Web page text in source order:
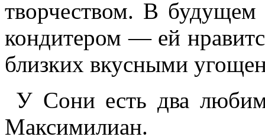
творчеством. В будущем
кондитером — ей
близких вкусными
У Сони есть два
Максимилиан.